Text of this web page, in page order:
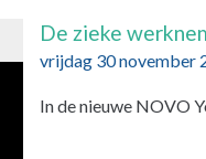
De zieke
vrijdag 30 november
In de nieuwe NOVO